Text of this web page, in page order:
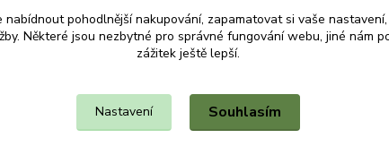
nabídnout pohodlnější nakupování, zapamatovat si vaše
Některé jsou nezbytné pro správné fungování webu, jiné nám
zážitek ještě lepší.
Nastavení Souhlasím